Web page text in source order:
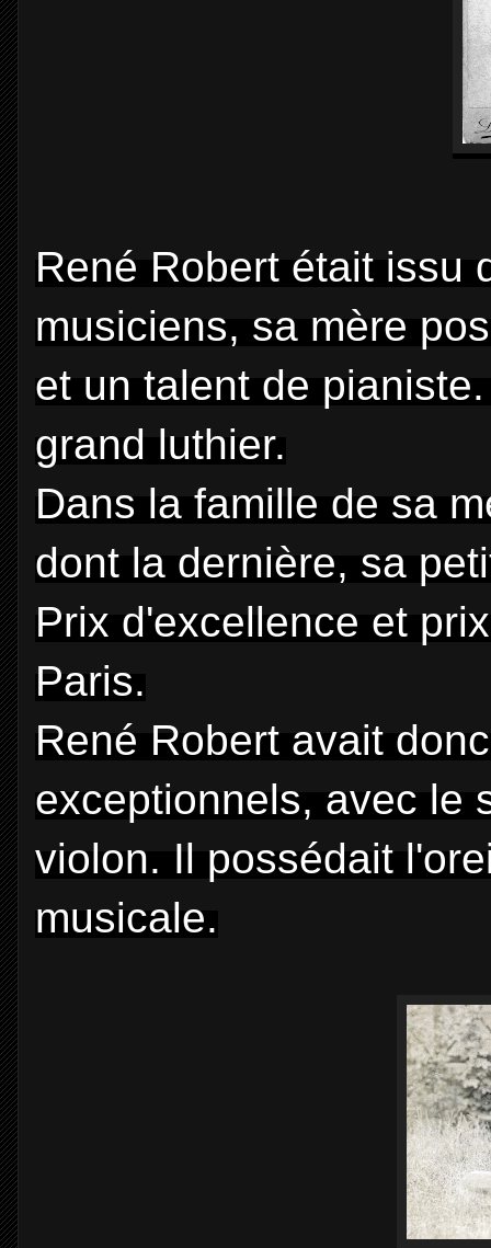
René Robert était issu
musiciens, sa mère
et un talent de
grand luthier.
Dans la famille de sa
dont la dernière, sa
Prix d'excellence et
Paris.
René Robert avait
exceptionnels, avec le
violon. Il possédait
musicale.